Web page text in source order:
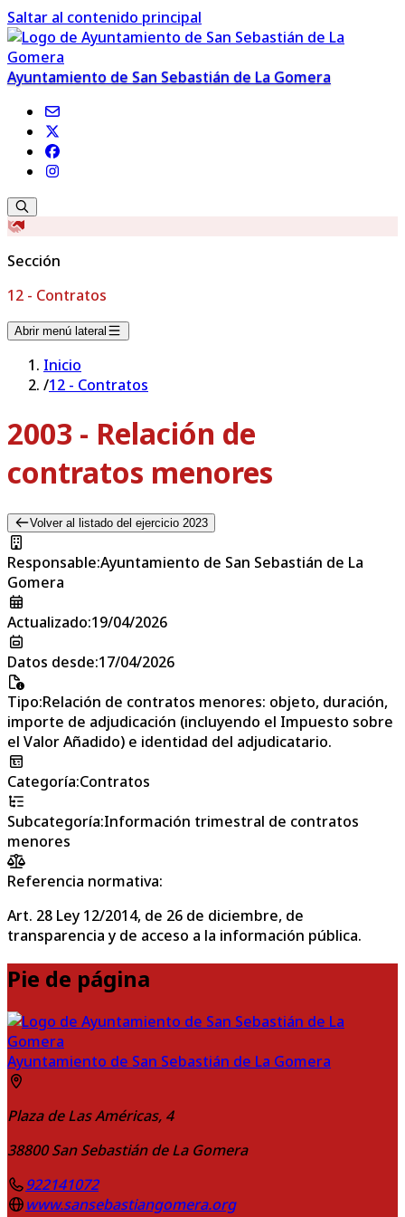
Saltar al contenido principal
Ayuntamiento de San Sebastián de La Gomera
Sección
12 - Contratos
Abrir menú lateral
Inicio
/12 - Contratos
2003 - Relación de
contratos menores
Volver al listado del ejercicio 2023
Responsable:Ayuntamiento de San Sebastián de La
Gomera
Actualizado:19/04/2026
Datos desde:17/04/2026
Tipo:Relación de contratos menores: objeto, duración,
importe de adjudicación (incluyendo el Impuesto sobre
el Valor Añadido) e identidad del adjudicatario.
Categoría:Contratos
Subcategoría:Información trimestral de contratos
menores
Referencia normativa:
Art. 28 Ley 12/2014, de 26 de diciembre, de
transparencia y de acceso a la información pública.
Pie de página
Ayuntamiento de San Sebastián de La Gomera
Plaza de Las Américas, 4
38800 San Sebastián de La Gomera
922141072
www.sansebastiangomera.org